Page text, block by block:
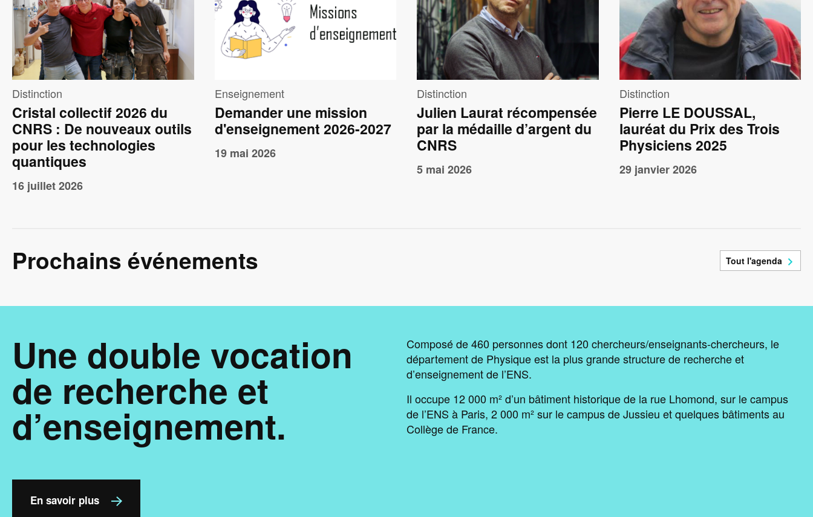
Distinction
Cristal collectif 2026 du
CNRS : De nouveaux outils
pour les technologies
quantiques
16 juillet 2026
Enseignement
Demander une mission
d'enseignement 2026-2027
19 mai 2026
Distinction
Julien Laurat récompensée
par la médaille d’argent du
CNRS
5 mai 2026
Distinction
Pierre LE DOUSSAL,
lauréat du Prix des Trois
Physiciens 2025
29 janvier 2026
Prochains événements Tout l'agenda
Une double vocation
de recherche et
d’enseignement.
En savoir plus
Composé de 460 personnes dont 120 chercheurs/enseignants-chercheurs, le
département de Physique est la plus grande structure de recherche et
d’enseignement de l’ENS.
Il occupe 12 000 m² d’un bâtiment historique de la rue Lhomond, sur le campus
de l’ENS à Paris, 2 000 m² sur le campus de Jussieu et quelques bâtiments au
Collège de France.